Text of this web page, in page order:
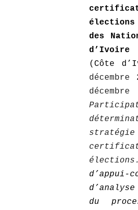
des
d’Ivoire
(Côte
décembre
élections.
d’appui-
du